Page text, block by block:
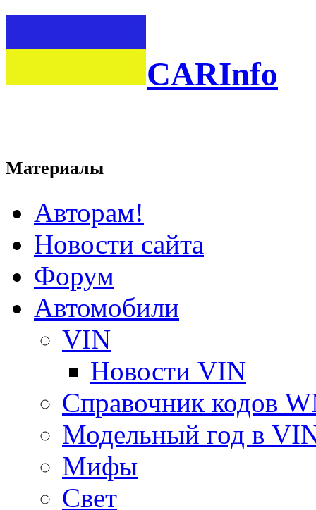
CARInfo
Материалы
Авторам!
Новости сайта
Форум
Автомобили
VIN
Новости VIN
Справочник кодов
Модельный год в
Мифы
Свет